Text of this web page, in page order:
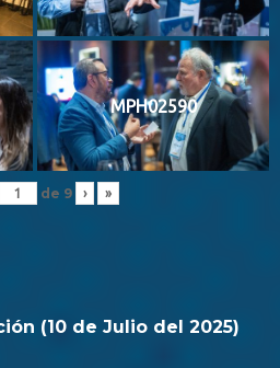
MPH02590
de 9 › »
(10 de Julio del 2025)